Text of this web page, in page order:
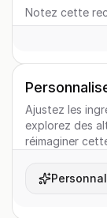
Notez cette
Ajustez les
explorez des
réimaginer